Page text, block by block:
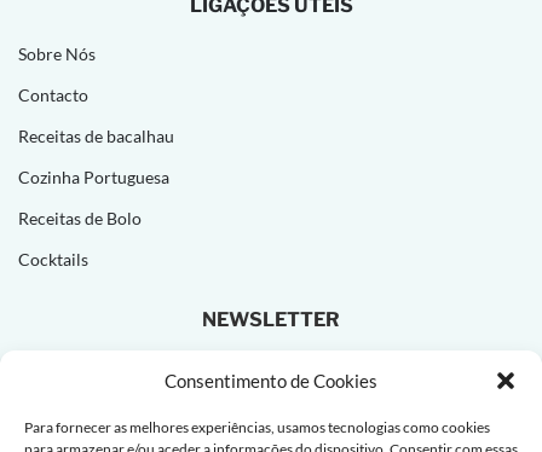
Consentimento de Cookies
Para fornecer as melhores experiências, usamos tecnologias como cookies
LIGAÇÕES ÚTEIS
Sobre Nós
Contacto
Receitas de bacalhau
Cozinha Portuguesa
Receitas de Bolo
Cocktails
NEWSLETTER
Subscreva e receba novas receitas todas as semanas!